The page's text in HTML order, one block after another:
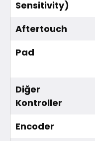
Sensitivity)
Aftertouch
Pad
Diğer
Kontroller
Encoder